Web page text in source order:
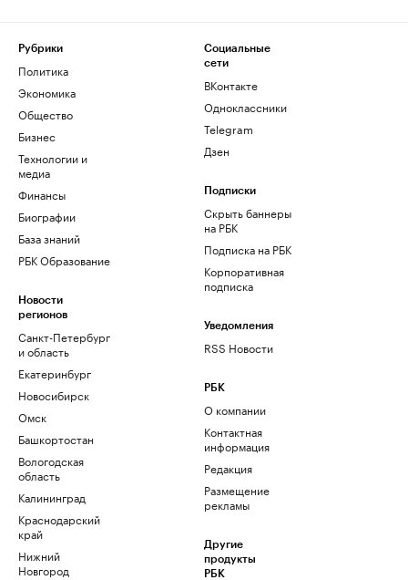
Рубрики
Политика
Экономика
Общество
Бизнес
Технологии и
медиа
Финансы
Биографии
База знаний
РБК Образование
Новости
регионов
Санкт-Петербург
и область
Екатеринбург
Новосибирск
Омск
Башкортостан
Вологодская
область
Калининград
Краснодарский
край
Нижний
Новгород
Социальные
сети
ВКонтакте
Одноклассники
Telegram
Дзен
Подписки
Скрыть баннеры
на РБК
Подписка на РБК
Корпоративная
подписка
Уведомления
RSS Новости
РБК
О компании
Контактная
информация
Редакция
Размещение
рекламы
Другие
продукты
РБК